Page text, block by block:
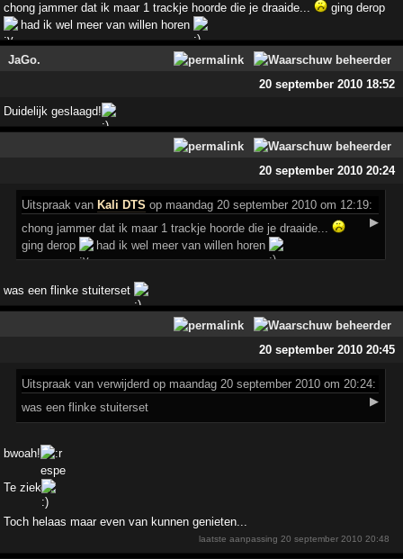
chong jammer dat ik maar 1 trackje hoorde die je draaide...
ging derop
had ik wel meer van willen horen
JaGo.
20 september 2010 18:52
Duidelijk geslaagd!
20 september 2010 20:24
Uitspraak vanKali DTS op maandag 20 september 2010 om 12:19:
▶
chong jammer dat ik maar 1 trackje hoorde die je draaide...
ging derop
had ik wel meer van willen horen
was een flinke stuiterset
20 september 2010 20:45
Uitspraak van verwijderd op maandag 20 september 2010 om 20:24:
▶
was een flinke stuiterset
bwoah!
Te ziek
Toch helaas maar even van kunnen genieten...
laatste aanpassing20 september 2010 20:48